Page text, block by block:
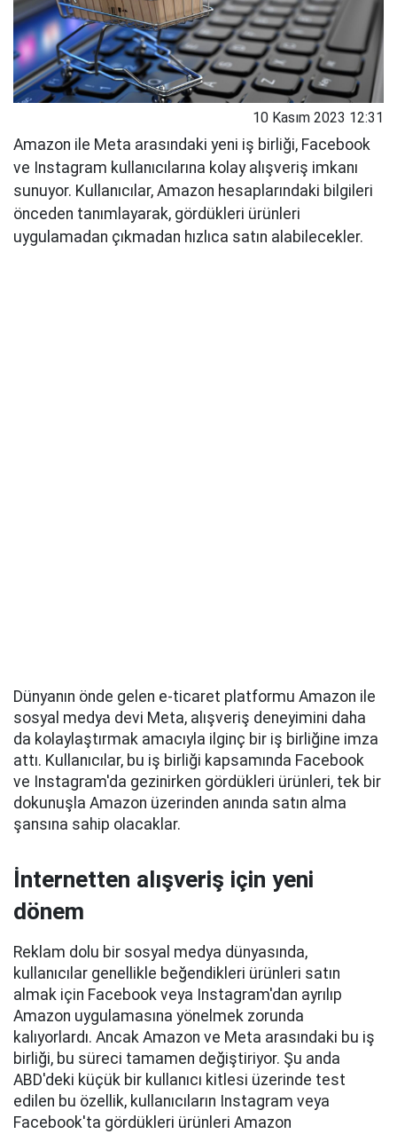
10 Kasım 2023 12:31
Amazon ile Meta arasındaki yeni iş birliği, Facebook
ve Instagram kullanıcılarına kolay alışveriş imkanı
sunuyor. Kullanıcılar, Amazon hesaplarındaki bilgileri
önceden tanımlayarak, gördükleri ürünleri
uygulamadan çıkmadan hızlıca satın alabilecekler.
Dünyanın önde gelen e-ticaret platformu Amazon ile
sosyal medya devi Meta, alışveriş deneyimini daha
da kolaylaştırmak amacıyla ilginç bir iş birliğine imza
attı. Kullanıcılar, bu iş birliği kapsamında Facebook
ve Instagram'da gezinirken gördükleri ürünleri, tek bir
dokunuşla Amazon üzerinden anında satın alma
şansına sahip olacaklar.
İnternetten alışveriş için yeni
dönem
Reklam dolu bir sosyal medya dünyasında,
kullanıcılar genellikle beğendikleri ürünleri satın
almak için Facebook veya Instagram'dan ayrılıp
Amazon uygulamasına yönelmek zorunda
kalıyorlardı. Ancak Amazon ve Meta arasındaki bu iş
birliği, bu süreci tamamen değiştiriyor. Şu anda
ABD'deki küçük bir kullanıcı kitlesi üzerinde test
edilen bu özellik, kullanıcıların Instagram veya
Facebook'ta gördükleri ürünleri Amazon